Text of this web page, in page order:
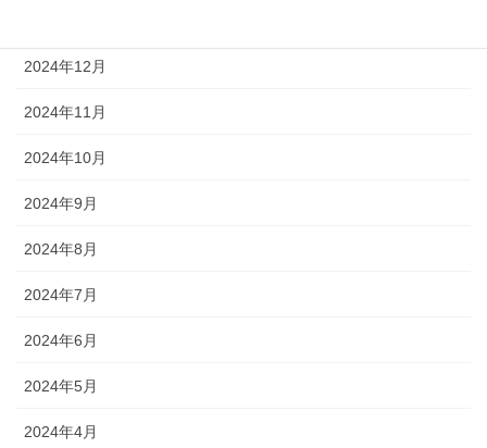
2024年12月
2024年11月
2024年10月
2024年9月
2024年8月
2024年7月
2024年6月
2024年5月
2024年4月